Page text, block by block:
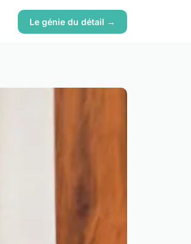
Le génie du détail →